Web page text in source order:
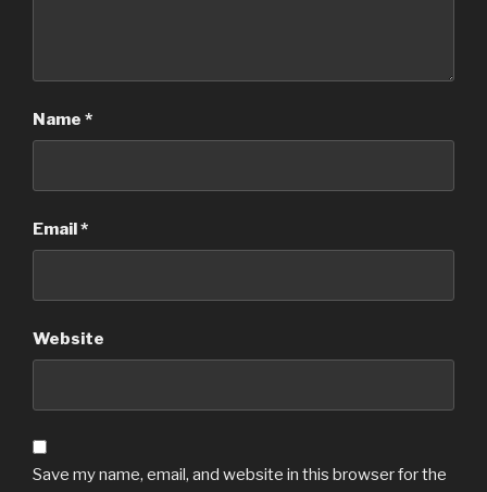
Name *
Email*
Website
Save my name, email, and website in this browser for the